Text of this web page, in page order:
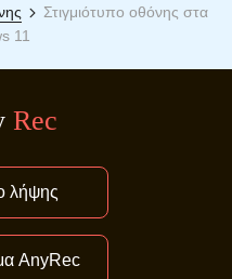
Στιγμιότυπο οθόνης στα
11
λήψης
AnyRec